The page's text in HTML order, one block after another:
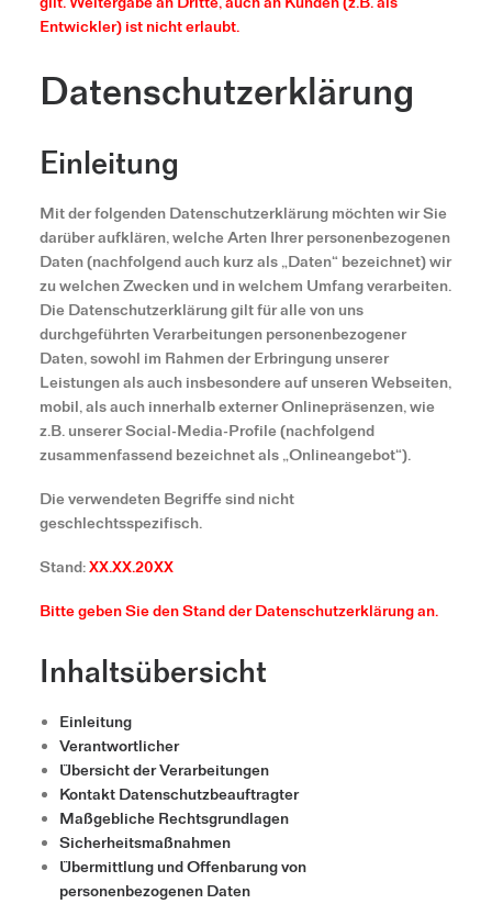
Entwickler) ist nicht erlaubt.
Datenschutzerklärung
Einleitung
Mit der folgenden Datenschutzerklärung möchten wir Sie
darüber aufklären, welche Arten Ihrer personenbezogenen
Daten (nachfolgend auch kurz als „Daten“ bezeichnet) wir
zu welchen Zwecken und in welchem Umfang verarbeiten.
Die Datenschutzerklärung gilt für alle von uns
durchgeführten Verarbeitungen personenbezogener
Daten, sowohl im Rahmen der Erbringung unserer
Leistungen als auch insbesondere auf unseren Webseiten,
mobil, als auch innerhalb externer Onlinepräsenzen, wie
z.B. unserer Social-Media-Profile (nachfolgend
zusammenfassend bezeichnet als „Onlineangebot“).
Die verwendeten Begriffe sind nicht
geschlechtsspezifisch.
Stand:XX.XX.20XX
Bitte geben Sie den Stand der Datenschutzerklärung an.
Inhaltsübersicht
Einleitung
Verantwortlicher
Übersicht der Verarbeitungen
Kontakt Datenschutzbeauftragter
Maßgebliche Rechtsgrundlagen
Sicherheitsmaßnahmen
Übermittlung und Offenbarung von
personenbezogenen Daten